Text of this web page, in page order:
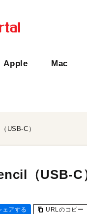
Apple Mac
USB-C）
（USB-C
ェアする URLのコピー